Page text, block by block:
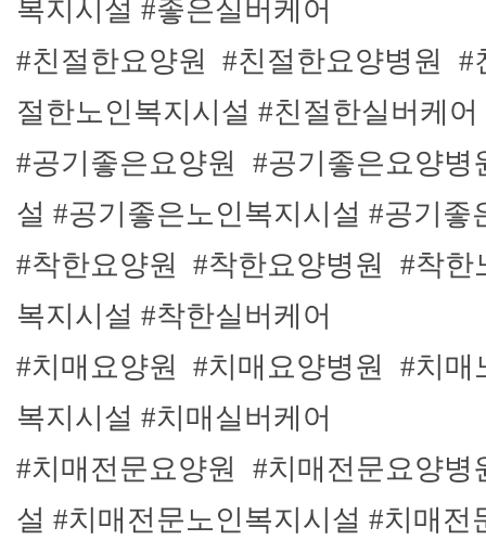
복지시설 #좋은실버케어
#친절한요양원 #친절한요양병원 #
절한노인복지시설 #친절한실버케어
#공기좋은요양원 #공기좋은요양
설 #공기좋은노인복지시설 #공기좋
#착한요양원 #착한요양병원 #착한
복지시설 #착한실버케어
#치매요양원 #치매요양병원
#치매
복지시설 #치매실버케어
#치매전문요양원 #치매전문요양
설 #치매전문노인복지시설 #치매전